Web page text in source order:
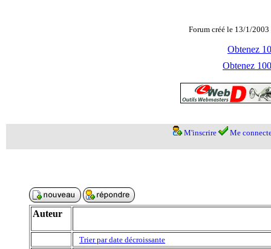
Forum créé le 13/1/
Obtenez
Obtenez
M'inscrire Me
Auteur
Trier par date décroissante